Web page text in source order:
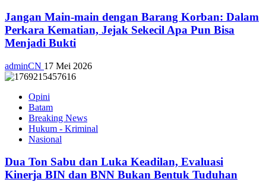
Jangan Main-main dengan Barang Korban: Dalam
Perkara Kematian, Jejak Sekecil Apa Pun Bisa
Menjadi Bukti
adminCN 17 Mei 2026
Opini
Batam
Breaking News
Hukum - Kriminal
Nasional
Dua Ton Sabu dan Luka Keadilan, Evaluasi
Kinerja BIN dan BNN Bukan Bentuk Tuduhan